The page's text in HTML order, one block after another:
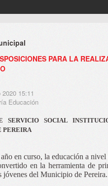
PARA LA
15:11
Educación
SERVICIO SOCIAL
PEREIRA
en curso, la educación a
en la herramienta de
jóvenes del Municipio de Pereira.